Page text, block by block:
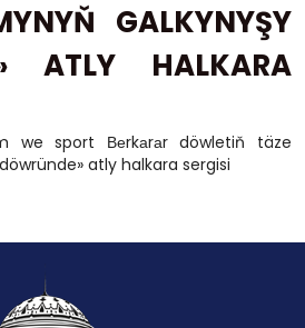
GALKYNYŞY
ATLY HALKARA
we sport Веrkаrаr döwletiň täze
atly halkara sergisi